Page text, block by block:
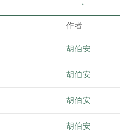
作者
胡伯安
胡伯安
胡伯安
胡伯安